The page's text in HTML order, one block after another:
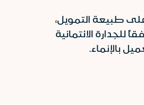
على طبيعة التمويل،
للجدارة الائتمانية
بالإنماء.